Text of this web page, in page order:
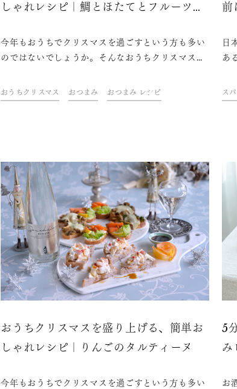
しゃれレシピ｜鯛とほたてとフルーツの
今年もおうちでクリスマスを過ごすという方も多い
のではないでしょうか。そんなおうちクリスマスを
ケーキにお酒。ドリンク&フードクリエイター・青
山金魚さんが考えた、テーブルを華やかに彩る、簡
ましょう！
おうちクリスマス おつまみ おつまみ レシピ
前
日
あ
た
か
ス
おうちクリスマスを盛り上げる、簡単お
しゃれレシピ｜りんごのタルティーヌ
今年もおうちでクリスマスを過ごすという方も多い
5
み
お